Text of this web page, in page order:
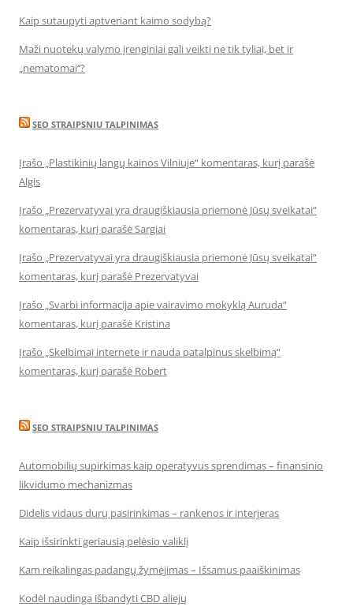
Kaip sutaupyti aptveriant kaimo sodybą?
Maži nuotekų valymo įrenginiai gali veikti ne tik tyliai, bet ir
„nematomai‘‘?
SEO STRAIPSNIU TALPINIMAS
Įrašo „Plastikinių langų kainos Vilniuje“ komentaras, kurį parašė
Algis
Įrašo „Prezervatyvai yra draugiškiausia priemonė Jūsų sveikatai“
komentaras, kurį parašė Sargiai
Įrašo „Prezervatyvai yra draugiškiausia priemonė Jūsų sveikatai“
komentaras, kurį parašė Prezervatyvai
Įrašo „Svarbi informacija apie vairavimo mokyklą Auruda“
komentaras, kurį parašė Kristina
Įrašo „Skelbimai internete ir nauda patalpinus skelbimą“
komentaras, kurį parašė Robert
SEO STRAIPSNIU TALPINIMAS
Automobilių supirkimas kaip operatyvus sprendimas – finansinio
likvidumo mechanizmas
Didelis vidaus durų pasirinkimas – rankenos ir interjeras
Kaip išsirinkti geriausią pelėsio valiklį
Kam reikalingas padangų žymėjimas – Išsamus paaiškinimas
Kodėl naudinga išbandyti CBD aliejų